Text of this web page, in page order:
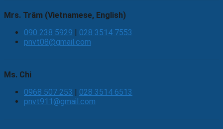
Mrs. Trâm (Vietnamese, English)
090 238 5929 | 028 3514 7553
pnvt08@gmail.com
Ms. Chi
0968 507 253 | 028 3514 6513
pnvt911@gmail.com